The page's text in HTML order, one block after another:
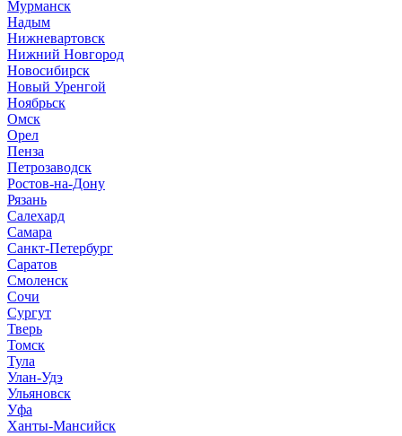
Мурманск
Надым
Нижневартовск
Нижний Новгород
Новосибирск
Новый Уренгой
Ноябрьск
Омск
Орел
Пенза
Петрозаводск
Ростов-на-Дону
Рязань
Салехард
Самара
Санкт-Петербург
Саратов
Смоленск
Сочи
Сургут
Тверь
Томск
Тула
Улан-Удэ
Ульяновск
Уфа
Ханты-Мансийск